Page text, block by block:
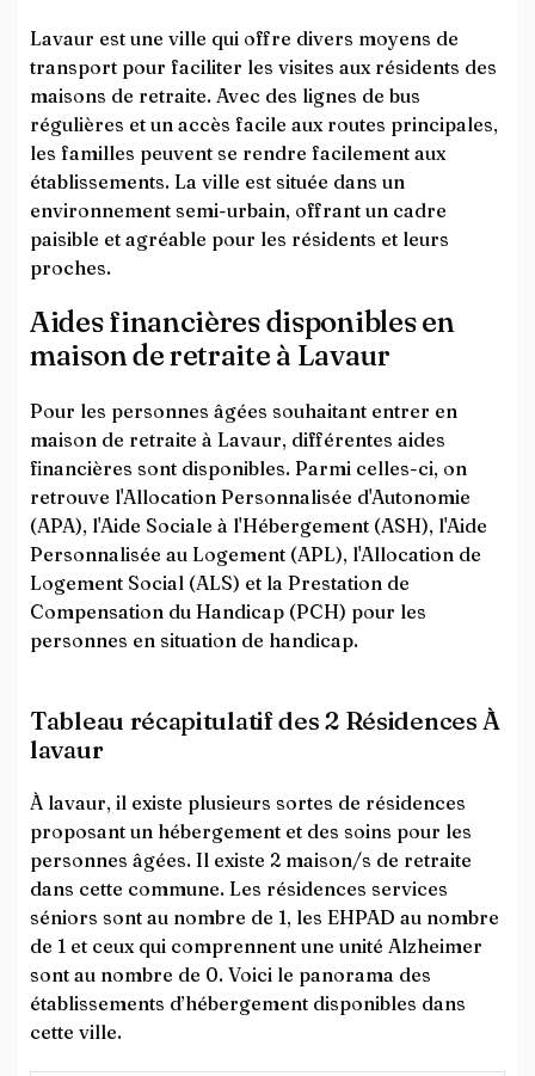
Lavaur est une ville qui offre divers moyens de
transport pour faciliter les visites aux résidents des
maisons de retraite. Avec des lignes de bus
régulières et un accès facile aux routes principales,
les familles peuvent se rendre facilement aux
établissements. La ville est située dans un
environnement semi-urbain, offrant un cadre
paisible et agréable pour les résidents et leurs
proches.
Aides financières disponibles en
maison de retraite à Lavaur
Pour les personnes âgées souhaitant entrer en
maison de retraite à Lavaur, différentes aides
financières sont disponibles. Parmi celles-ci, on
retrouve l'Allocation Personnalisée d'Autonomie
(APA), l'Aide Sociale à l'Hébergement (ASH), l'Aide
Personnalisée au Logement (APL), l'Allocation de
Logement Social (ALS) et la Prestation de
Compensation du Handicap (PCH) pour les
personnes en situation de handicap.
Tableau récapitulatif des 2 Résidences À
lavaur
À lavaur, il existe plusieurs sortes de résidences
proposant un hébergement et des soins pour les
personnes âgées. Il existe 2 maison/s de retraite
dans cette commune. Les résidences services
séniors sont au nombre de 1, les EHPAD au nombre
de 1 et ceux qui comprennent une unité Alzheimer
sont au nombre de 0. Voici le panorama des
établissements d’hébergement disponibles dans
cette ville.